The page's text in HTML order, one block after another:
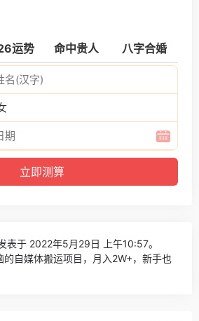
运势 命中贵人 八字合婚
表于 2022年5月29日 上午10:57。
的自媒体搬运项目，月入2W+，新手也